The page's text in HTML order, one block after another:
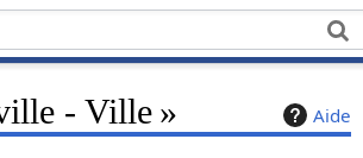
Aide
- Ville »